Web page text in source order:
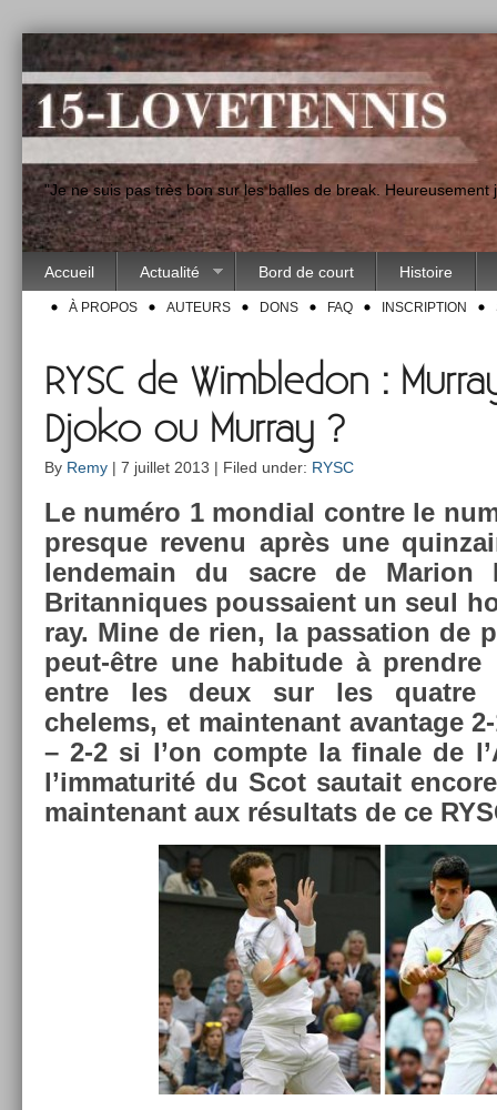
"Je ne suis pas très bon sur les balles de break.
Accueil Actualité Bord de court Histoire
À PROPOS AUTEURS DONS FAQ INSCRIPTION
RYSC de Wimbledon :
Djoko ou Murray ?
By Remy | 7 juillet 2013 | Filed under: RYSC
Le numéro 1 mon­di­al con­tre le
pre­sque re­venu après une
len­demain du sacre de Mar­ion
Britan­niques pous­saient un seul
ray. Mine de rien, la pas­sa­tion de
peut-être une habitude à
entre les deux sur les quat­re
chelems, et main­tenant avan­tage
– 2-2 si l’on com­pte la fin­ale de
l’im­maturité du Scot sautait
main­tenant aux résul­tats de ce